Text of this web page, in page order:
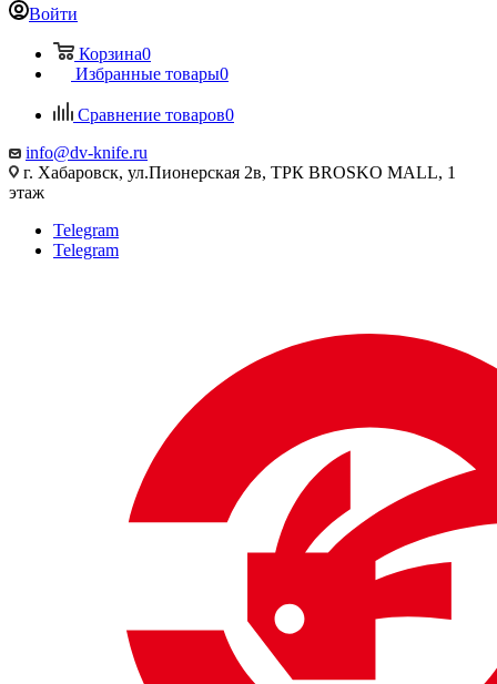
Войти
Корзина0
Избранные товары0
Сравнение товаров0
info@dv-knife.ru
г. Хабаровск, ул.Пионерская 2в, ТРК BROSKO MALL, 1
этаж
Telegram
Telegram